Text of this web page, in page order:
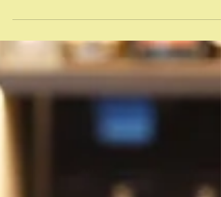
は、店のコンセプトである石造りの暖炉が中心と